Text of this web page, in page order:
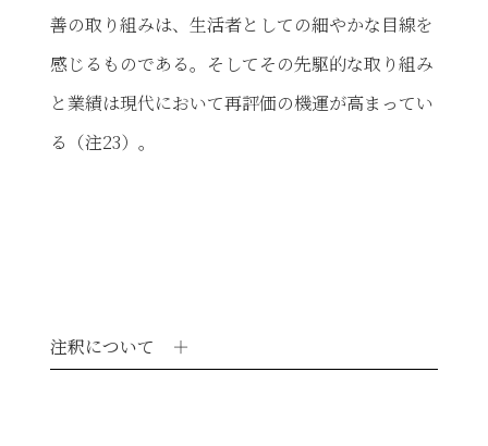
善の取り組みは、生活者としての細やかな目線を
感じるものである。そしてその先駆的な取り組み
と業績は現代において再評価の機運が高まってい
る（注23）。
注釈について ＋